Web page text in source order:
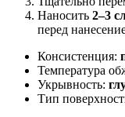
Наносить 2–3
перед
Консистенция:
Температура
Укрывность:
Тип